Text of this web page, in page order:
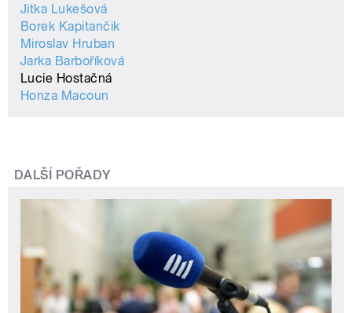
Jitka Lukešová
Borek Kapitančik
Miroslav Hruban
Jarka Barboříková
Lucie Hostačná
Honza Macoun
DALŠÍ POŘADY